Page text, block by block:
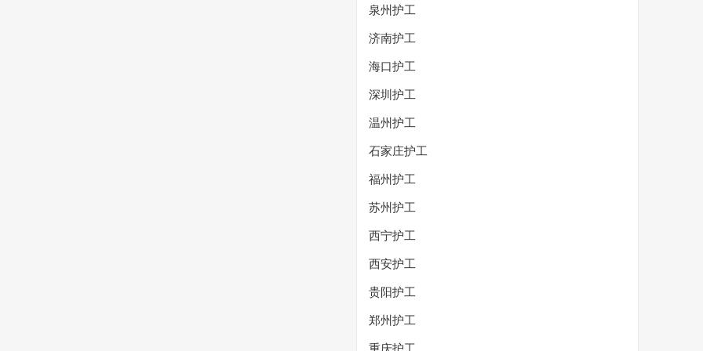
泉州护工
济南护工
海口护工
深圳护工
温州护工
石家庄护工
福州护工
苏州护工
西宁护工
西安护工
贵阳护工
郑州护工